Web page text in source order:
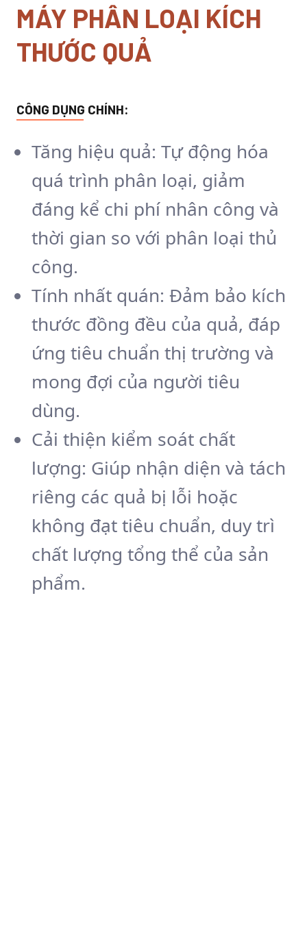
MÁY PHÂN LOẠI KÍCH
THƯỚC QUẢ
CÔNG DỤNG CHÍNH:
Tăng hiệu quả: Tự động hóa
quá trình phân loại, giảm
đáng kể chi phí nhân công và
thời gian so với phân loại thủ
công.
Tính nhất quán: Đảm bảo kích
thước đồng đều của quả, đáp
ứng tiêu chuẩn thị trường và
mong đợi của người tiêu
dùng.
Cải thiện kiểm soát chất
lượng: Giúp nhận diện và tách
riêng các quả bị lỗi hoặc
không đạt tiêu chuẩn, duy trì
chất lượng tổng thể của sản
phẩm.